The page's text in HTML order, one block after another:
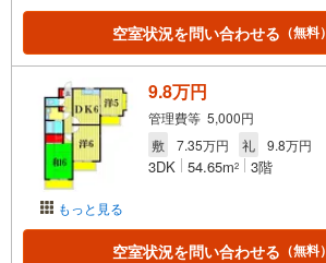
空室状況を問い合わせる （無料）
もっと見る
9.8万円
管理費等 5,000円
敷
7.35万円 礼 9.8万円
3DK 54.65m2 3階
空室状況を問い合わせる （無料）